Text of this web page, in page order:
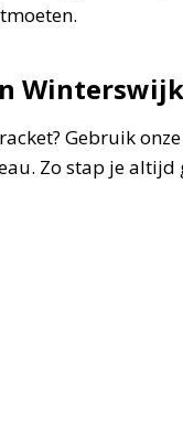
Winterswijk
Gebruik
Zo stap je